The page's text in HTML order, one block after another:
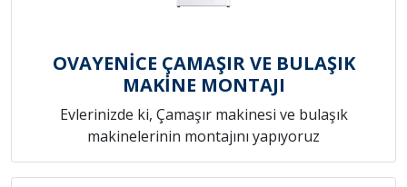
OVAYENİCE ÇAMAŞIR VE BULAŞIK
MAKİNE MONTAJI
Evlerinizde ki, Çamaşır makinesi ve bulaşık
makinelerinin montajını yapıyoruz